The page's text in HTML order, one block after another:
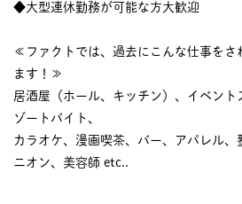
◆大型連休勤務が可能な方大歓迎
≪ファクトでは、過去にこんな仕事をさ
ます！≫
居酒屋（ホール、キッチン）、イベント
ゾートバイト、
カラオケ、漫画喫茶、バー、アパレル、
ニオン、美容師 etc..